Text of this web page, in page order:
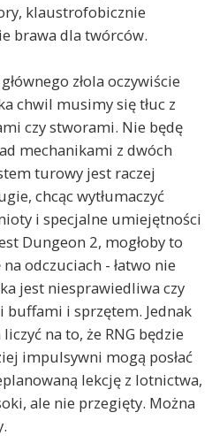
klaustrofobicznie
brawa dla twórców.
złola oczywiście
chwil musimy się tłuc z
czy stworami. Nie będę
mechanikami z dwóch
turowy jest raczej
chcąc wytłumaczyć
i specjalne umiejętności
Dungeon 2, mogłoby to
odczuciach - łatwo nie
jest niesprawiedliwa czy
buffami i sprzętem. Jednak
na to, że RNG będzie
impulsywni mogą posłać
lekcję z lotnictwa,
ale nie przegięty. Można